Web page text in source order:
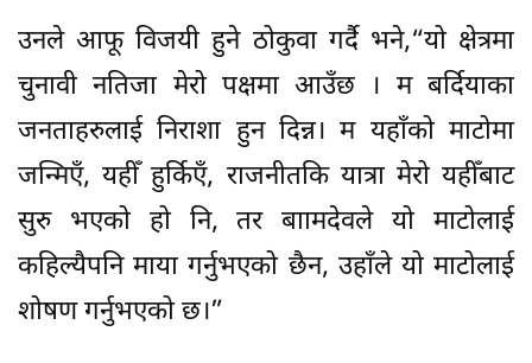
उनले आफू विजयी हुने ठोकुवा गर्दै भने,“यो क्षेत्रमा
चुनावी नतिजा मेरो पक्षमा आउँछ । म बर्दियाका
जनताहरुलाई निराशा हुन दिन्न। म यहाँको माटोमा
जन्मिएँ, यहीँ हुर्किएँ, राजनीतकि यात्रा मेरो यहीँबाट
सुरु भएको हो नि, तर बाामदेवले यो माटोलाई
कहिल्यैपनि माया गर्नुभएको छैन, उहाँले यो माटोलाई
शोषण गर्नुभएको छ।”